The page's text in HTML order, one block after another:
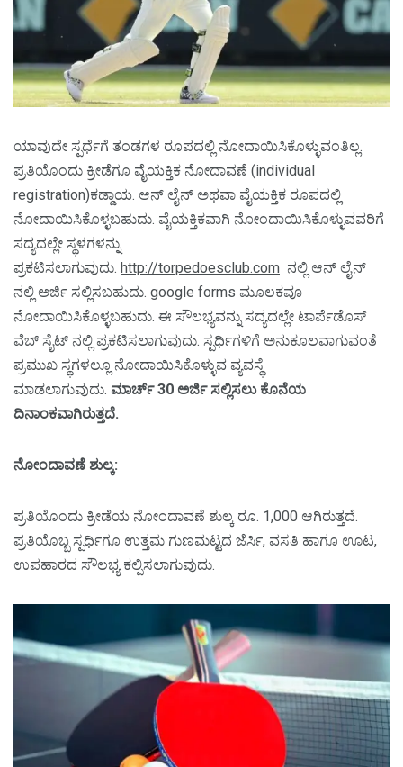
ಯಾವುದೇ ಸ್ಪರ್ಧೆಗೆ ತಂಡಗಳ ರೂಪದಲ್ಲಿ ನೋದಾಯಿಸಿಕೊಳ್ಳುವಂತಿಲ್ಲ.
ಪ್ರತಿಯೊಂದು ಕ್ರೀಡೆಗೂ ವೈಯಕ್ತಿಕ ನೋದಾವಣೆ (individual
registration)ಕಡ್ಡಾಯ. ಆನ್ ಲೈನ್ ಅಥವಾ ವೈಯಕ್ತಿಕ ರೂಪದಲ್ಲಿ
ನೋದಾಯಿಸಿಕೊಳ್ಳಬಹುದು. ವೈಯಕ್ತಿಕವಾಗಿ ನೋಂದಾಯಿಸಿಕೊಳ್ಳುವವರಿಗೆ
ಸದ್ಯದಲ್ಲೇ ಸ್ಥಳಗಳನ್ನು
ಪ್ರಕಟಿಸಲಾಗುವುದು. http://torpedoesclub.com ನಲ್ಲಿ ಆನ್ ಲೈನ್
ನಲ್ಲಿ ಅರ್ಜಿ ಸಲ್ಲಿಸಬಹುದು. google forms ಮೂಲಕವೂ
ನೋದಾಯಿಸಿಕೊಳ್ಳಬಹುದು. ಈ ಸೌಲಭ್ಯವನ್ನು ಸದ್ಯದಲ್ಲೇ ಟಾರ್ಪೆಡೊಸ್
ವೆಬ್ ಸೈಟ್ ನಲ್ಲಿ ಪ್ರಕಟಿಸಲಾಗುವುದು. ಸ್ಪರ್ಧಿಗಳಿಗೆ ಅನುಕೂಲವಾಗುವಂತೆ
ಪ್ರಮುಖ ಸ್ಥಗಳಲ್ಲೂ ನೋದಾಯಿಸಿಕೊಳ್ಳುವ ವ್ಯವಸ್ಥೆ
ಮಾಡಲಾಗುವುದು. ಮಾರ್ಚ್ 30 ಅರ್ಜಿ ಸಲ್ಲಿಸಲು ಕೊನೆಯ
ದಿನಾಂಕವಾಗಿರುತ್ತದೆ.
ನೋಂದಾವಣೆ ಶುಲ್ಕ:
ಪ್ರತಿಯೊಂದು ಕ್ರೀಡೆಯ ನೋಂದಾವಣೆ ಶುಲ್ಕ ರೂ. 1,000 ಆಗಿರುತ್ತದೆ.
ಪ್ರತಿಯೊಬ್ಬ ಸ್ಪರ್ಧಿಗೂ ಉತ್ತಮ ಗುಣಮಟ್ಟದ ಜೆರ್ಸಿ, ವಸತಿ ಹಾಗೂ ಊಟ,
ಉಪಹಾರದ ಸೌಲಭ್ಯ ಕಲ್ಪಿಸಲಾಗುವುದು.